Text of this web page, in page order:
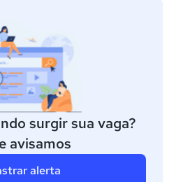
surgir sua vaga?
avisamos
alerta